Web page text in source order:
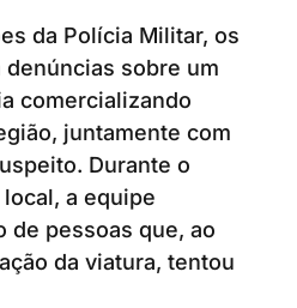
da Polícia Militar, os
sobre um
comercializando
juntamente com
Durante o
a equipe
de pessoas que, ao
da viatura, tentou